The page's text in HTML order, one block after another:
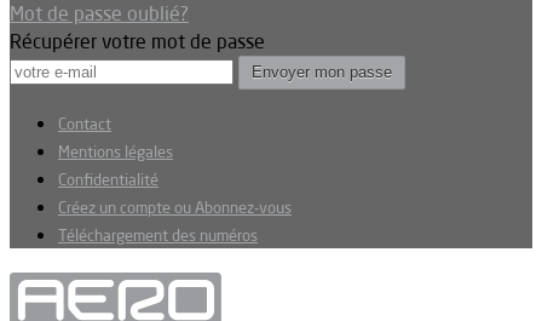
Mot de passe oublié?
Récupérer votre mot de passe
Contact
Mentions légales
Confidentialité
Créez un compte ou Abonnez-vous
Téléchargement des numéros